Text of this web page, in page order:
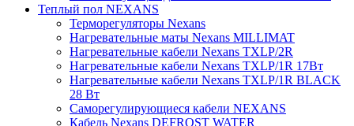
Теплый пол NEXANS
Терморегуляторы Nexans
Нагревательные маты Nexans MILLIMAT
Нагревательные кабели Nexans TXLP/2R
Нагревательные кабели Nexans TXLP/1R 17Вт
Нагревательные кабели Nexans TXLP/1R BLACK
28 Вт
Саморегулирующиеся кабели NEXANS
Кабель Nexans DEFROST WATER